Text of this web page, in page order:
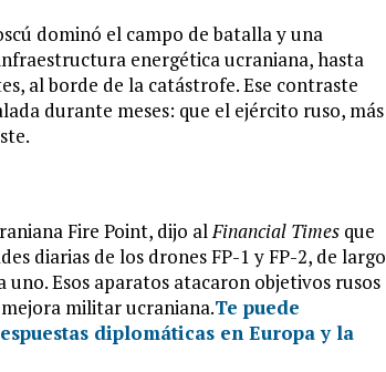
dominó el campo de batalla y una
energética ucraniana, hasta
al borde de la catástrofe. Ese contraste
durante meses: que el ejército ruso, más
Fire Point, dijo alFinancial Times que
diarias de los drones FP-1 y FP-2, de largo
uno. Esos aparatos atacaron objetivos rusos
militar ucraniana.Te puede
diplomáticas en Europa y la